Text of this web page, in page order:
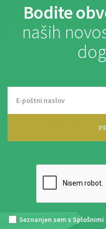
Bodite
naših
Seznanjen sem s Splošnimi